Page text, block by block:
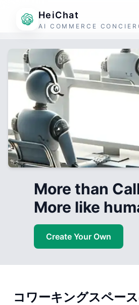
HeiChat
AI COMMERCE
More than
More like
Create Your Own
コワーキングスペー